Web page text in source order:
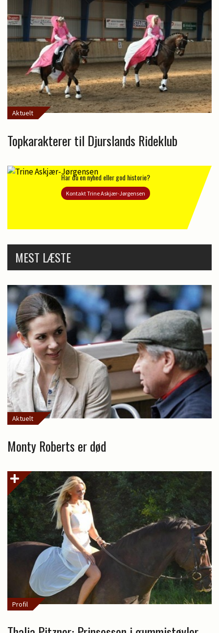
Aktuelt
Topkarakterer til Djurslands Rideklub
Har du en nyhed eller god historie?
Kontakt Trine Askjær-Jørgensen
MEST LÆSTE
Aktuelt
Monty Roberts er død
Profil